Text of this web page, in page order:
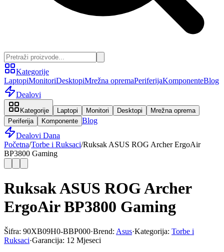
Kategorije
LaptopiMonitoriDesktopiMrežna opremaPeriferijaKomponenteBlog
Dealovi
Kategorije Laptopi Monitori Desktopi
Mrežna oprema
Periferija
Komponente Blog
Dealovi Dana
Početna/Torbe i Ruksaci/Ruksak ASUS ROG Archer ErgoAir
BP3800 Gaming
Ruksak ASUS ROG Archer
ErgoAir BP3800 Gaming
Šifra: 90XB09H0-BBP000·Brend: Asus·Kategorija: Torbe i
Ruksaci·Garancija: 12 Mjeseci